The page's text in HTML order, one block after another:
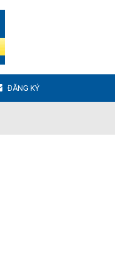
ĐĂNG KÝ